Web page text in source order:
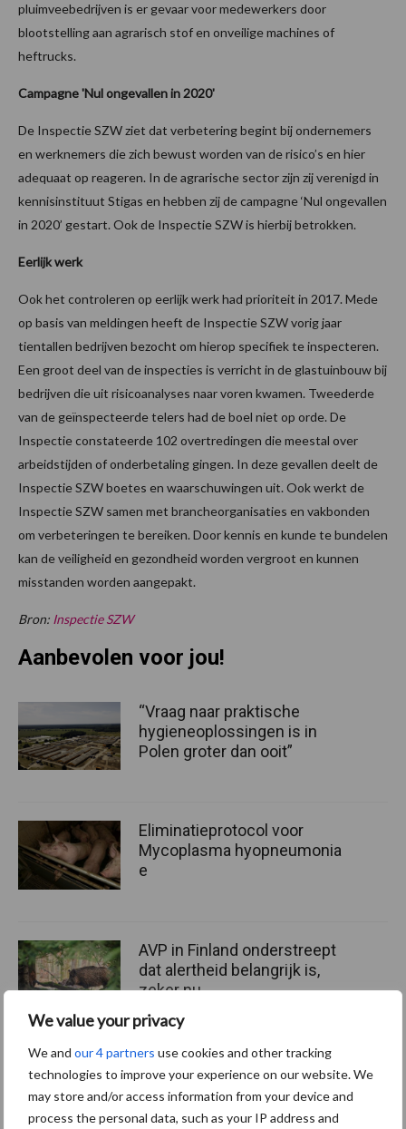
We value your privacy
We and our 4 partners use cookies and other tracking
technologies to improve your experience on our website. We
may store and/or access information from your device and
process the personal data, such as your IP address and
pluimveebedrijven is er gevaar voor medewerkers door
blootstelling aan agrarisch stof en onveilige machines of
heftrucks.
Campagne 'Nul ongevallen in 2020'
De Inspectie SZW ziet dat verbetering begint bij ondernemers
en werknemers die zich bewust worden van de risico’s en hier
adequaat op reageren. In de agrarische sector zijn zij verenigd in
kennisinstituut Stigas en hebben zij de campagne ‘Nul ongevallen
in 2020’ gestart. Ook de Inspectie SZW is hierbij betrokken.
Eerlijk werk
Ook het controleren op eerlijk werk had prioriteit in 2017. Mede
op basis van meldingen heeft de Inspectie SZW vorig jaar
tientallen bedrijven bezocht om hierop specifiek te inspecteren.
Een groot deel van de inspecties is verricht in de glastuinbouw bij
bedrijven die uit risicoanalyses naar voren kwamen. Tweederde
van de geïnspecteerde telers had de boel niet op orde. De
Inspectie constateerde 102 overtredingen die meestal over
arbeidstijden of onderbetaling gingen. In deze gevallen deelt de
Inspectie SZW boetes en waarschuwingen uit. Ook werkt de
Inspectie SZW samen met brancheorganisaties en vakbonden
om verbeteringen te bereiken. Door kennis en kunde te bundelen
kan de veiligheid en gezondheid worden vergroot en kunnen
misstanden worden aangepakt.
Bron: Inspectie SZW
Aanbevolen voor jou!
“Vraag naar praktische
hygieneoplossingen is in
Polen groter dan ooit”
Eliminatieprotocol voor
Mycoplasma hyopneumonia
e
AVP in Finland onderstreept
dat alertheid belangrijk is,
zeker nu
Themapagina